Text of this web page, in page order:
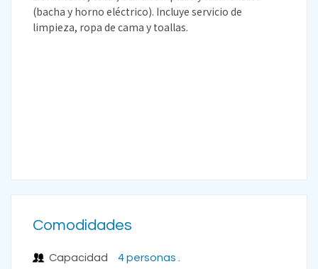
(bacha y horno eléctrico). Incluye servicio de
limpieza, ropa de cama y toallas.
Comodidades
Capacidad 4 personas .